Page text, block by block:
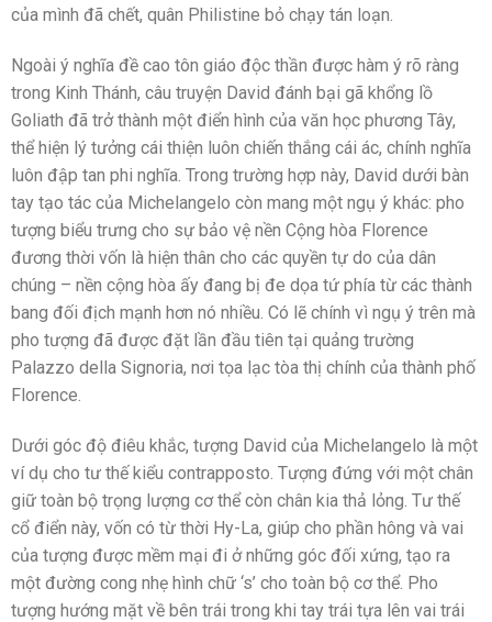
của mình đã chết, quân Philistine bỏ chạy tán loạn.
Ngoài ý nghĩa đề cao tôn giáo độc thần được hàm ý rõ ràng
trong Kinh Thánh, câu truyện David đánh bại gã khổng lồ
Goliath đã trở thành một điển hình của văn học phương Tây,
thể hiện lý tưởng cái thiện luôn chiến thắng cái ác, chính nghĩa
luôn đập tan phi nghĩa. Trong trường hợp này, David dưới bàn
tay tạo tác của Michelangelo còn mang một ngụ ý khác: pho
tượng biểu trưng cho sự bảo vệ nền Cộng hòa Florence
đương thời vốn là hiện thân cho các quyền tự do của dân
chúng – nền cộng hòa ấy đang bị đe dọa tứ phía từ các thành
bang đối địch mạnh hơn nó nhiều. Có lẽ chính vì ngụ ý trên mà
pho tượng đã được đặt lần đầu tiên tại quảng trường
Palazzo della Signoria, nơi tọa lạc tòa thị chính của thành phố
Florence.
Dưới góc độ điêu khắc, tượng David của Michelangelo là một
ví dụ cho tư thế kiểu contrapposto. Tượng đứng với một chân
giữ toàn bộ trọng lượng cơ thể còn chân kia thả lỏng. Tư thế
cổ điển này, vốn có từ thời Hy-La, giúp cho phần hông và vai
của tượng được mềm mại đi ở những góc đối xứng, tạo ra
một đường cong nhẹ hình chữ ‘s’ cho toàn bộ cơ thể. Pho
tượng hướng mặt về bên trái trong khi tay trái tựa lên vai trái